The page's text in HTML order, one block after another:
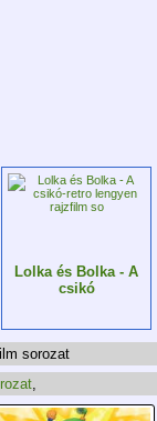
Lolka és Bolka - A
csikó
sorozat
,